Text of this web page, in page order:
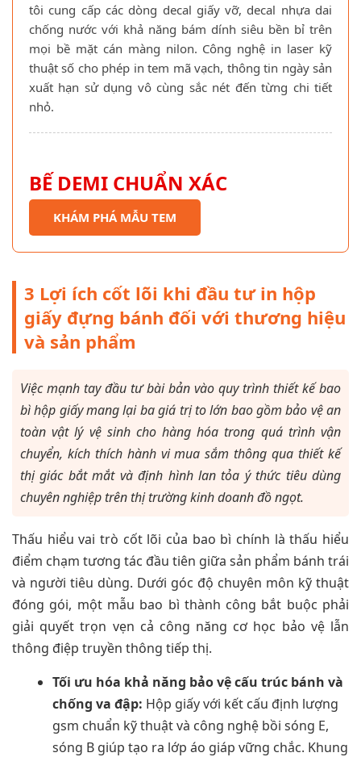
tôi cung cấp các dòng decal giấy vỡ, decal nhựa dai
chống nước với khả năng bám dính siêu bền bỉ trên
mọi bề mặt cán màng nilon. Công nghệ in laser kỹ
thuật số cho phép in tem mã vạch, thông tin ngày sản
xuất hạn sử dụng vô cùng sắc nét đến từng chi tiết
nhỏ.
BẾ DEMI CHUẨN XÁC
KHÁM PHÁ MẪU TEM
3 Lợi ích cốt lõi khi đầu tư in hộp
giấy đựng bánh đối với thương hiệu
và sản phẩm
Việc mạnh tay đầu tư bài bản vào quy trình thiết kế bao
bì hộp giấy mang lại ba giá trị to lớn bao gồm bảo vệ an
toàn vật lý vệ sinh cho hàng hóa trong quá trình vận
chuyển, kích thích hành vi mua sắm thông qua thiết kế
thị giác bắt mắt và định hình lan tỏa ý thức tiêu dùng
chuyên nghiệp trên thị trường kinh doanh đồ ngọt.
Thấu hiểu vai trò cốt lõi của bao bì chính là thấu hiểu
điểm chạm tương tác đầu tiên giữa sản phẩm bánh trái
và người tiêu dùng. Dưới góc độ chuyên môn kỹ thuật
đóng gói, một mẫu bao bì thành công bắt buộc phải
giải quyết trọn vẹn cả công năng cơ học bảo vệ lẫn
thông điệp truyền thông tiếp thị.
Tối ưu hóa khả năng bảo vệ cấu trúc bánh và
chống va đập: Hộp giấy với kết cấu định lượng
gsm chuẩn kỹ thuật và công nghệ bồi sóng E,
sóng B giúp tạo ra lớp áo giáp vững chắc. Khung